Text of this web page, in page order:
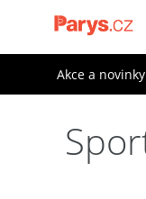
Akce a novinky